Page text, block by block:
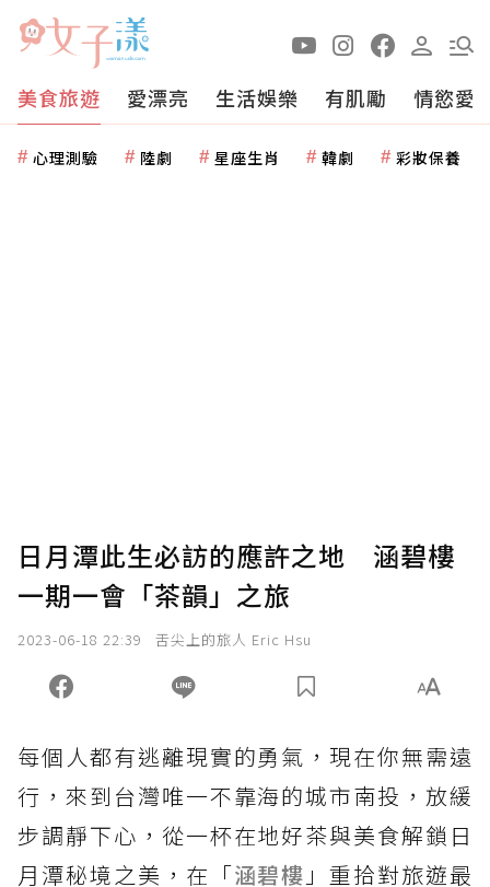
美食旅遊 愛漂亮 生活娛樂 有肌勵 情慾愛
心理測驗 陸劇 星座生肖 韓劇 彩妝保養
日月潭此生必訪的應許之地 涵碧樓
一期一會「茶韻」之旅
2023-06-18 22:39 舌尖上的旅人 Eric Hsu
每個人都有逃離現實的勇氣，現在你無需遠
行，來到台灣唯一不靠海的城市南投，放緩
步調靜下心，從一杯在地好茶與美食解鎖日
月潭秘境之美，在「涵碧樓 」重拾對旅遊最